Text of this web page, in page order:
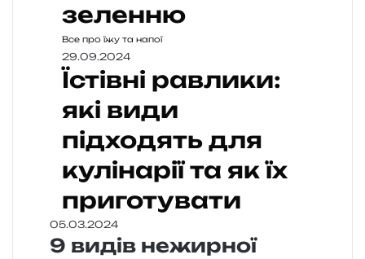
зеленню
Все про їжу та напої
29.09.2024
Їстівні равлики:
які види
підходять для
кулінарії та як їх
приготувати
05.03.2024
9 видів нежирної